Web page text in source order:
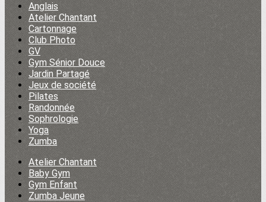
Anglais
Atelier Chantant
Cartonnage
Club Photo
GV
Gym Sénior Douce
Jardin Partagé
Jeux de société
Pilates
Randonnée
Sophrologie
Yoga
Zumba
Atelier Chantant
Baby Gym
Gym Enfant
Zumba Jeune